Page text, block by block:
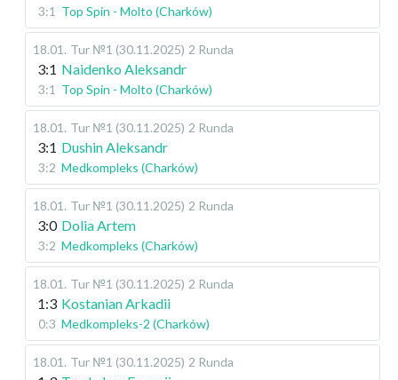
3:1 Top Spin - Molto (Charków)
18.01 . Tur №1 (30.11.2025) 2 Runda
3:1 Naidenko Aleksandr
3:1 Top Spin - Molto (Charków)
18.01 . Tur №1 (30.11.2025) 2 Runda
3:1 Dushin Aleksandr
3:2 Medkompleks (Charków)
18.01 . Tur №1 (30.11.2025) 2 Runda
3:0 Dolia Artem
3:2 Medkompleks (Charków)
18.01 . Tur №1 (30.11.2025) 2 Runda
1:3 Kostanian Arkadii
0:3 Medkompleks-2 (Charków)
18.01 . Tur №1 (30.11.2025) 2 Runda